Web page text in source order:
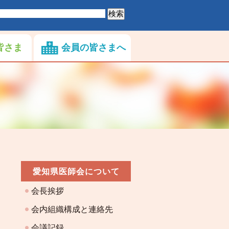
さま 会員の皆さまへ
愛知県医師会について
会長挨拶
会内組織構成と連絡先